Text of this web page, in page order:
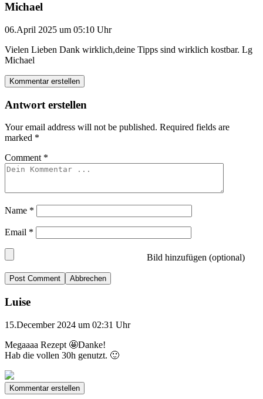
Michael
06.April 2025 um 05:10 Uhr
Vielen Lieben Dank wirklich,deine Tipps sind wirklich kostbar. Lg
Michael
Kommentar erstellen
Antwort erstellen
Your email address will not be published. Required fields are
marked *
Comment *
Name *
Email *
Bild hinzufügen (optional)
Abbrechen
Luise
15.December 2024 um 02:31 Uhr
Megaaaa Rezept 🤩Danke!
Hab die vollen 30h genutzt. 🙂
Kommentar erstellen